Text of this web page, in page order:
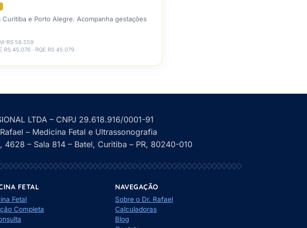
e Porto Alegre. Acompanha gestações
RS 58.559
RS 45.076 · RQE RS 45.079
LTDA – CNPJ 29.618.916/0001-91
– Medicina Fetal e Ultrassonografia
4628 – Sala 814 – Batel, Curitiba – PR, 80240-010
FETAL
Fetal
Completa
NAVEGAÇÃO
Sobre o Dr. Rafael
Calculadoras
Blog